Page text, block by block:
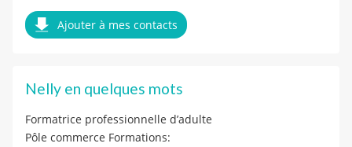
Ajouter à mes contacts
Nelly en quelques mots
Formatrice professionnelle d’adulte
Pôle commerce Formations: